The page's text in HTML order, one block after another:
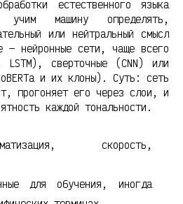
естественного языка
машину определять,
или нейтральный смысл
— нейронные сети, чаще всего
LSTM), сверточные (CNN) или
и их клоны). Суть: сеть
прогоняет его через слои, и
каждой тональности.
скорость,
для обучения, иногда